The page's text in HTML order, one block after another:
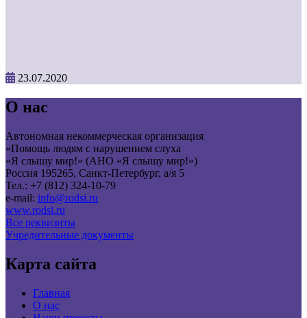
23.07.2020
О нас
Автономная некоммерческая организация
«Помощь людям с нарушением слуха
«Я слышу мир!» (АНО «Я слышу мир!»)
Россия 195265, Санкт-Петербург, а/я 5
Тел.: +7 (812) 324-10-79
e-mail: info@rodsi.ru
www.rodsi.ru
Все реквизиты
Учредительные документы
Карта сайта
Главная
О нас